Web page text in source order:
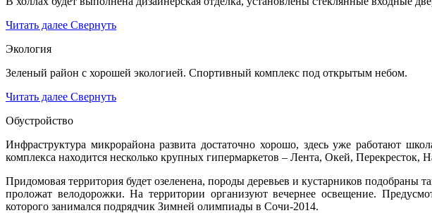
Читать далее Свернуть
Экология
Зеленый район с хорошей экологией. Спортивный комплекс под открытым небом.
Читать далее Свернуть
Обустройство
Инфраструктура микрорайона развита достаточно хорошо, здесь уже работают
комплекса находится несколько крупных гипермаркетов – Лента, Окей,
Придомовая территория будет озеленена, породы деревьев и кустарников подобраны
проложат велодорожки. На территории организуют вечернее освещение.
которого занимался подрядчик Зимней олимпиады в Сочи-2014.